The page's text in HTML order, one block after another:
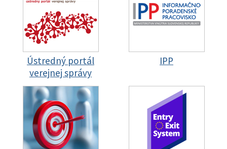
Ústredný portál
verejnej správy
IPP